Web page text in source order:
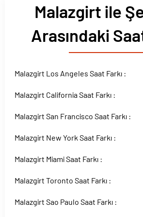
Malazgirt ile
Arasındaki
Malazgirt Los Angeles Saat Farkı :
Malazgirt California Saat Farkı :
Malazgirt San Francisco Saat Farkı :
Malazgirt New York Saat Farkı :
Malazgirt Miami Saat Farkı :
Malazgirt Toronto Saat Farkı :
Malazgirt Sao Paulo Saat Farkı :